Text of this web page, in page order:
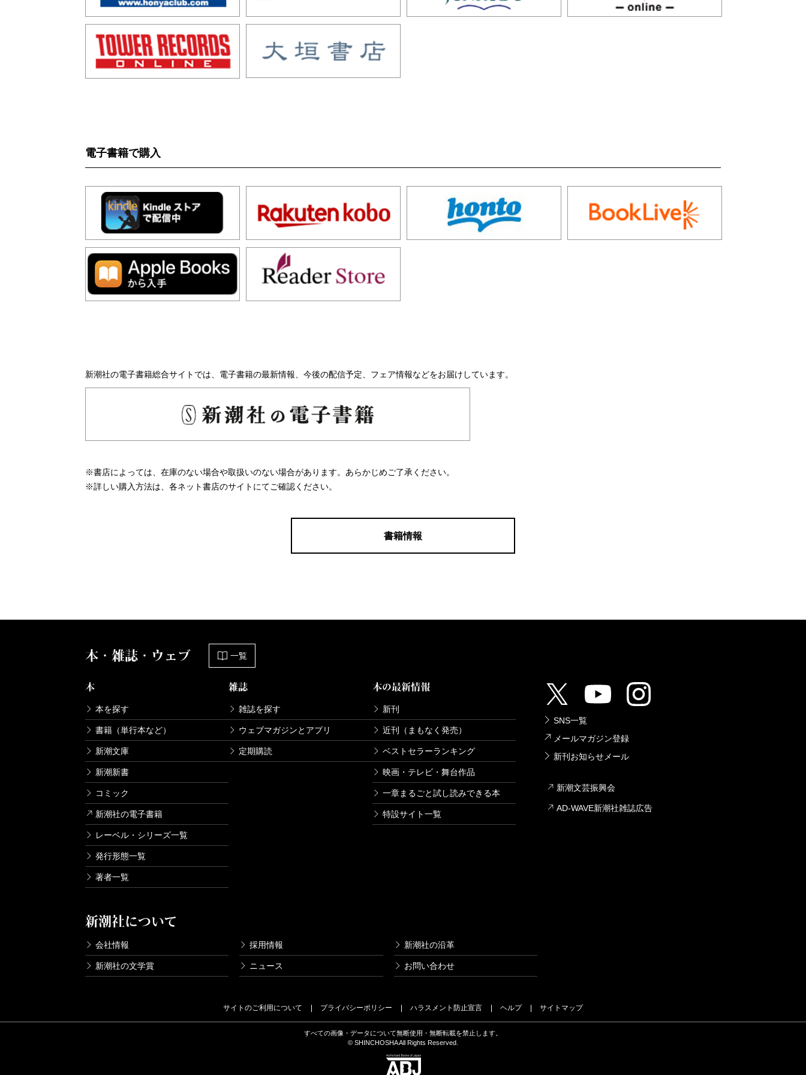
電子書籍で購入
新潮社の電子書籍総合サイトでは、電子書籍の最新情報、今後の配信予定、フェア情報などをお届けしています。
※書店によっては、在庫のない場合や取扱いのない場合があります。あらかじめご了承ください。
※詳しい購入方法は、各ネット書店のサイトにてご確認ください。
書籍情報
本・雑誌・ウェブ 一覧
本
本を探す
書籍（単行本など）
新潮文庫
新潮新書
コミック
新潮社の電子書籍
レーベル・シリーズ一覧
発行形態一覧
著者一覧
雑誌
雑誌を探す
ウェブマガジンとアプリ
定期購読
本の最新情報
新刊
近刊（まもなく発売）
ベストセラーランキング
映画・テレビ・舞台作品
一章まるごと試し読みできる本
特設サイト一覧
新潮社について
会社情報 採用情報 新潮社の沿革
新潮社の文学賞 ニュース お問い合わせ
SNS一覧
メールマガジン登録
新刊お知らせメール
新潮文芸振興会
AD-WAVE新潮社雑誌広告
サイトのご利用について プライバシーポリシー ハラスメント防止宣言 ヘルプ サイトマップ
すべての画像・データについて無断使用・無断転載を禁止します。
© SHINCHOSHA All Rights Reserved.